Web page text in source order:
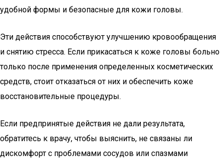
удобной формы и безопасные для кожи головы.
Эти действия способствуют улучшению кровообращения
и снятию стресса. Если прикасаться к коже головы больно
только после применения определенных косметических
средств, стоит отказаться от них и обеспечить коже
восстановительные процедуры.
Если предпринятые действия не дали результата,
обратитесь к врачу, чтобы выяснить, не связаны ли
дискомфорт с проблемами сосудов или спазмами